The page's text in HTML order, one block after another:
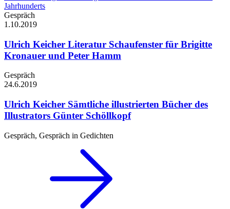
Jahrhunderts
Gespräch
1.10.2019
Ulrich Keicher Literatur Schaufenster für Brigitte
Kronauer und Peter Hamm
Gespräch
24.6.2019
Ulrich Keicher Sämtliche illustrierten Bücher des
Illustrators Günter Schöllkopf
Gespräch, Gespräch in Gedichten